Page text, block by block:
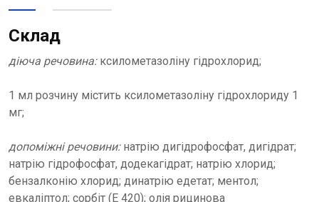
Склад
діюча речовина: ксилометазоліну гідрохлорид;
1 мл розчину містить ксилометазоліну гідрохлориду 1
мг;
допоміжні речовини: натрію дигідрофосфат, дигідрат;
натрію гідрофосфат, додекагідрат; натрію хлорид;
бензалконію хлорид; динатрію едетат; ментол;
евкаліптол; сорбіт (Е 420); олія рицинова